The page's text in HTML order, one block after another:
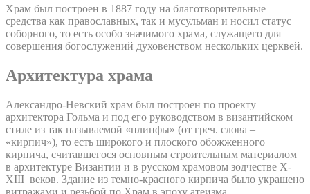
Храм был построен в 1887 году на благотворительные
средства как православных, так и мусульман и носил статус
соборного, то есть особо значимого храма, служащего для
совершения богослужений духовенством нескольких церквей.
Архитектура храма
Александро-Невский храм был построен по проекту
архитектора Гольма и под его руководством в византийском
стиле из так называемой «плинфы» (от греч. слова –
«кирпич»), то есть широкого и плоского обожженного
кирпича, считавшегося основным строительным материалом
в архитектуре Византии и в русском храмовом зодчестве X-
XIII веков. Здание из темно-красного кирпича было украшено
витражами и резьбой по Храм в эпоху атеизма